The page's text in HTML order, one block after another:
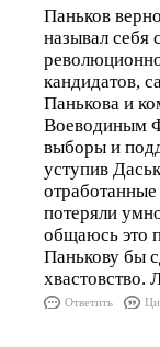
Паньков
называл себя
кандидатов,
Панькова и
Воеводиным
выборы и
уступив
потеряли
общаюсь это
Панькову бы
хвастовство.
Ответить